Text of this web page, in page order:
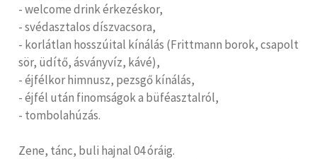
- welcome drink érkezéskor,
- svédasztalos díszvacsora,
- korlátlan hosszúital kínálás (Frittmann borok, csapolt
sör, üdítő, ásványvíz, kávé),
- éjfélkor himnusz, pezsgő kínálás,
- éjfél után finomságok a büféasztalról,
- tombolahúzás.
Zene, tánc, buli hajnal 04 óráig.